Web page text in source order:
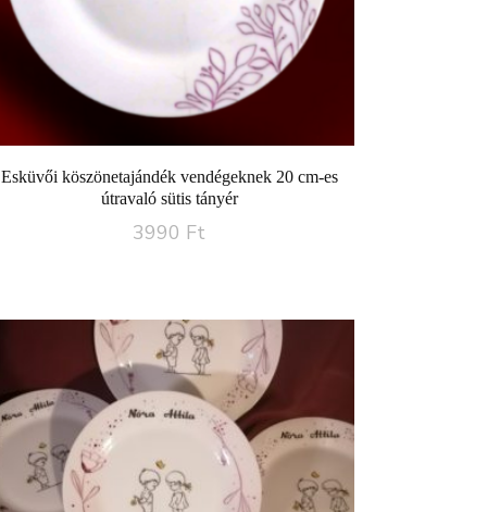
Esküvői köszönetajándék vendégeknek 20 cm-es
útravaló sütis tányér
3990 Ft